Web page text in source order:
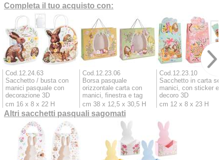
Completa il tuo acquisto con:
Cod.12.24.63
Sacchetto / busta con
manici pasquale con
decorazione 3D
cm 16 x 8 x 22 H
Cod.12.23.06
Borsa pasquale
orizzontale carta con
manici, finestra e tag
cm 38 x 12,5 x 30,5 H
Cod.12.23.10
Sacchetto in carta
manici, con sticker e
decoro 3D
cm 12 x 8 x 23 H
Altri sacchetti pasquali sagomati